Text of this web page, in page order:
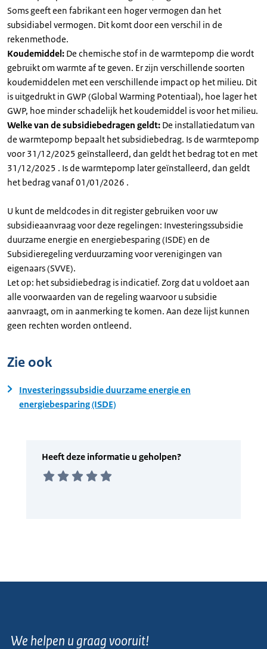
Soms geeft een fabrikant een hoger vermogen dan het
subsidiabel vermogen. Dit komt door een verschil in de
rekenmethode.
Koudemiddel: De chemische stof in de warmtepomp die wordt
gebruikt om warmte af te geven. Er zijn verschillende soorten
koudemiddelen met een verschillende impact op het milieu. Dit
is uitgedrukt in GWP (Global Warming Potentiaal), hoe lager het
GWP, hoe minder schadelijk het koudemiddel is voor het milieu.
Welke van de subsidiebedragen geldt: De installatiedatum van
de warmtepomp bepaalt het subsidiebedrag. Is de warmtepomp
voor 31/12/2025 geïnstalleerd, dan geldt het bedrag tot en met
31/12/2025 . Is de warmtepomp later geïnstalleerd, dan geldt
het bedrag vanaf 01/01/2026 .
U kunt de meldcodes in dit register gebruiken voor uw
subsidieaanvraag voor deze regelingen: Investeringssubsidie
duurzame energie en energiebesparing (ISDE) en de
Subsidieregeling verduurzaming voor verenigingen van
eigenaars (SVVE).
Let op: het subsidiebedrag is indicatief. Zorg dat u voldoet aan
alle voorwaarden van de regeling waarvoor u subsidie
aanvraagt, om in aanmerking te komen. Aan deze lijst kunnen
geen rechten worden ontleend.
Zie ook
Investeringssubsidie duurzame energie en
energiebesparing (ISDE)
We helpen u graag vooruit!